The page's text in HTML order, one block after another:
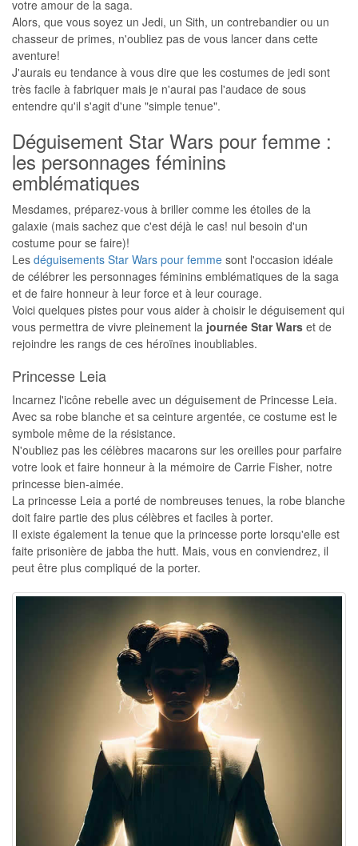
votre amour de la saga.
Alors, que vous soyez un Jedi, un Sith, un contrebandier ou un
chasseur de primes, n'oubliez pas de vous lancer dans cette
aventure!
J'aurais eu tendance à vous dire que les costumes de jedi sont
très facile à fabriquer mais je n'aurai pas l'audace de sous
entendre qu'il s'agit d'une "simple tenue".
Déguisement Star Wars pour femme :
les personnages féminins
emblématiques
Mesdames, préparez-vous à briller comme les étoiles de la
galaxie (mais sachez que c'est déjà le cas! nul besoin d'un
costume pour se faire)!
Les déguisements Star Wars pour femme sont l'occasion idéale
de célébrer les personnages féminins emblématiques de la saga
et de faire honneur à leur force et à leur courage.
Voici quelques pistes pour vous aider à choisir le déguisement qui
vous permettra de vivre pleinement la journée Star Wars et de
rejoindre les rangs de ces héroïnes inoubliables.
Princesse Leia
Incarnez l'icône rebelle avec un déguisement de Princesse Leia.
Avec sa robe blanche et sa ceinture argentée, ce costume est le
symbole même de la résistance.
N'oubliez pas les célèbres macarons sur les oreilles pour parfaire
votre look et faire honneur à la mémoire de Carrie Fisher, notre
princesse bien-aimée.
La princesse Leia a porté de nombreuses tenues, la robe blanche
doit faire partie des plus célèbres et faciles à porter.
Il existe également la tenue que la princesse porte lorsqu'elle est
faite prisonière de jabba the hutt. Mais, vous en conviendrez, il
peut être plus compliqué de la porter.